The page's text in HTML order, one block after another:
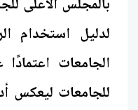
بالمجلس الأعلى
لدليل استخدام
الجامعات
للجامعات ليعكس